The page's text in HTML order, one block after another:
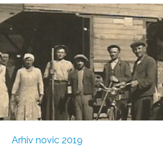
Arhiv novic 2019